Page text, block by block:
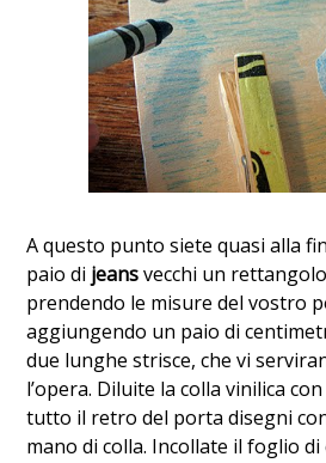
A questo punto siete quasi alla
paio di jeansvecchi un
prendendo le misure del vostro
aggiungendo un paio di
due lunghe strisce, che vi
l’opera. Diluite la colla vinilica
tutto il retro del porta disegni
mano di colla. Incollate il foglio